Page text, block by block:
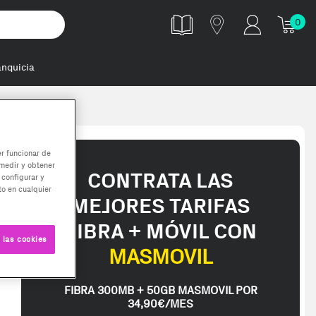
0
CONTRATA LAS
MEJORES TARIFAS
FIBRA + MÓVIL CON
MASMOVIL
FIBRA 300MB + 50GB MASMOVIL POR
34,90€/MES
funcionar de
y obtener
y
en cualquier
cookies